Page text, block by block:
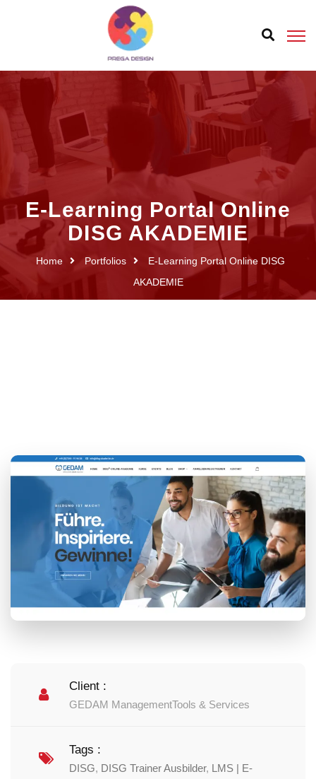
E-Learning Portal Online
DISG AKADEMIE
Home Portfolios
E-Learning Portal Online DISG
AKADEMIE
Client :
GEDAM ManagementTools & Services
Tags :
DISG, DISG Trainer Ausbilder, LMS | E-